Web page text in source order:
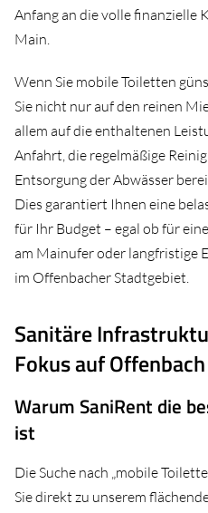
Anfang an die volle finanzielle
Main.
Wenn Sie mobile Toiletten
Sie nicht nur auf den reinen
allem auf die enthaltenen
Anfahrt, die regelmäßige
Entsorgung der Abwässer
Dies garantiert Ihnen eine
für Ihr Budget – egal ob für
am Mainufer oder langfristige
im Offenbacher Stadtgebiet.
Sanitäre
Fokus auf Offenbach
Warum SaniRent die
ist
Die Suche nach „mobile
Sie direkt zu unserem